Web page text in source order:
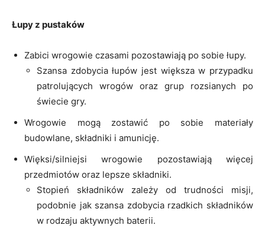
Łupy z pustaków
Zabici wrogowie czasami pozostawiają po sobie łupy.
Szansa zdobycia łupów jest większa w przypadku
patrolujących wrogów oraz grup rozsianych po
świecie gry.
Wrogowie mogą zostawić po sobie materiały
budowlane, składniki i amunicję.
Więksi/silniejsi wrogowie pozostawiają więcej
przedmiotów oraz lepsze składniki.
Stopień składników zależy od trudności misji,
podobnie jak szansa zdobycia rzadkich składników
w rodzaju aktywnych baterii.